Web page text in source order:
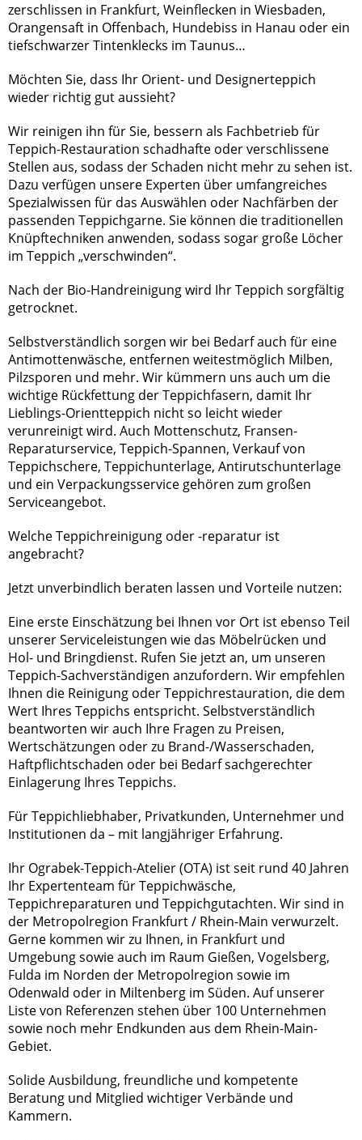
zerschlissen in Frankfurt, Weinflecken in Wiesbaden,
Orangensaft in Offenbach, Hundebiss in Hanau oder ein
tiefschwarzer Tintenklecks im Taunus…
Möchten Sie, dass Ihr Orient- und Designerteppich
wieder richtig gut aussieht?
Wir reinigen ihn für Sie, bessern als Fachbetrieb für
Teppich-Restauration schadhafte oder verschlissene
Stellen aus, sodass der Schaden nicht mehr zu sehen ist.
Dazu verfügen unsere Experten über umfangreiches
Spezialwissen für das Auswählen oder Nachfärben der
passenden Teppichgarne. Sie können die traditionellen
Knüpftechniken anwenden, sodass sogar große Löcher
im Teppich „verschwinden“.
Nach der Bio-Handreinigung wird Ihr Teppich sorgfältig
getrocknet.
Selbstverständlich sorgen wir bei Bedarf auch für eine
Antimottenwäsche, entfernen weitestmöglich Milben,
Pilzsporen und mehr. Wir kümmern uns auch um die
wichtige Rückfettung der Teppichfasern, damit Ihr
Lieblings-Orientteppich nicht so leicht wieder
verunreinigt wird. Auch Mottenschutz, Fransen-
Reparaturservice, Teppich-Spannen, Verkauf von
Teppichschere, Teppichunterlage, Antirutschunterlage
und ein Verpackungsservice gehören zum großen
Serviceangebot.
Welche Teppichreinigung oder -reparatur ist
angebracht?
Jetzt unverbindlich beraten lassen und Vorteile nutzen:
Eine erste Einschätzung bei Ihnen vor Ort ist ebenso Teil
unserer Serviceleistungen wie das Möbelrücken und
Hol- und Bringdienst. Rufen Sie jetzt an, um unseren
Teppich-Sachverständigen anzufordern. Wir empfehlen
Ihnen die Reinigung oder Teppichrestauration, die dem
Wert Ihres Teppichs entspricht. Selbstverständlich
beantworten wir auch Ihre Fragen zu Preisen,
Wertschätzungen oder zu Brand-/Wasserschaden,
Haftpflichtschaden oder bei Bedarf sachgerechter
Einlagerung Ihres Teppichs.
Für Teppichliebhaber, Privatkunden, Unternehmer und
Institutionen da – mit langjähriger Erfahrung.
Ihr Ograbek-Teppich-Atelier (OTA) ist seit rund 40 Jahren
Ihr Expertenteam für Teppichwäsche,
Teppichreparaturen und Teppichgutachten. Wir sind in
der Metropolregion Frankfurt / Rhein-Main verwurzelt.
Gerne kommen wir zu Ihnen, in Frankfurt und
Umgebung sowie auch im Raum Gießen, Vogelsberg,
Fulda im Norden der Metropolregion sowie im
Odenwald oder in Miltenberg im Süden. Auf unserer
Liste von Referenzen stehen über 100 Unternehmen
sowie noch mehr Endkunden aus dem Rhein-Main-
Gebiet.
Solide Ausbildung, freundliche und kompetente
Beratung und Mitglied wichtiger Verbände und
Kammern.